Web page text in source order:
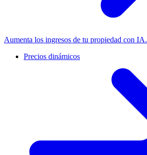
Aumenta los ingresos de tu propiedad con IA.
Precios dinámicos